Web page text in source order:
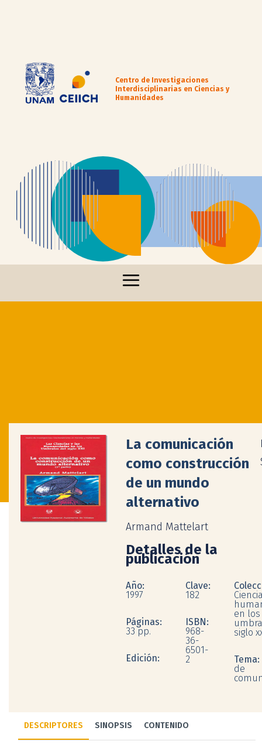
Centro de Investigaciones
Interdisciplinarias en Ciencias y
Humanidades
La comunicación
como construcción
de un mundo
alternativo
Armand Mattelart
Detalles de la
publicación
Año:
1997
Páginas:
33 pp.
Edición:
Clave:
182
ISBN:
968-
36-
6501-
2
en los
siglo
Tema:
de
DESCRIPTORES SINOPSIS CONTENIDO